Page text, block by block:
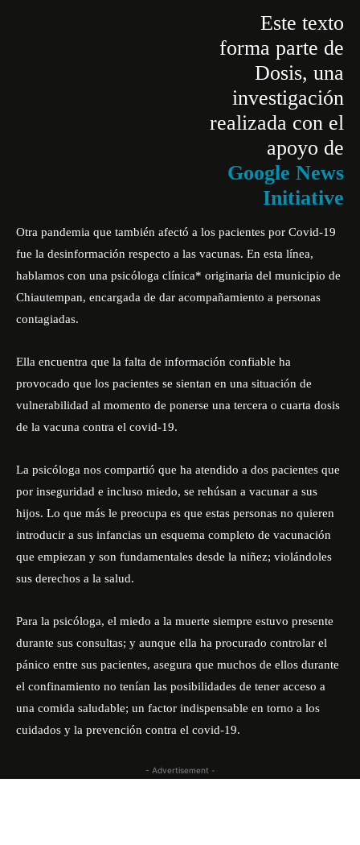
Este texto
forma parte de
Dosis, una
investigación
realizada con el
apoyo de
Google News
Initiative
Otra pandemia que también afectó a los pacientes por Covid-19
fue la desinformación respecto a las vacunas. En esta línea,
hablamos con una psicóloga clínica* originaria del municipio de
Chiautempan, encargada de dar acompañamiento a personas
contagiadas.
Ella encuentra que la falta de información confiable ha
provocado que los pacientes se sientan en una situación de
vulnerabilidad al momento de ponerse una tercera o cuarta dosis
de la vacuna contra el covid-19.
La psicóloga nos compartió que ha atendido a dos pacientes que
por inseguridad e incluso miedo, se rehúsan a vacunar a sus
hijos. Lo que más le preocupa es que estas personas no quieren
introducir a sus infancias un esquema completo de vacunación
que empiezan y son fundamentales desde la niñez; violándoles
sus derechos a la salud.
Para la psicóloga, el miedo a la muerte siempre estuvo presente
durante sus consultas; y aunque ella ha procurado controlar el
pánico entre sus pacientes, asegura que muchos de ellos durante
el confinamiento no tenían las posibilidades de tener acceso a
una comida saludable; un factor indispensable en torno a los
cuidados y la prevención contra el covid-19.
- Advertisement -